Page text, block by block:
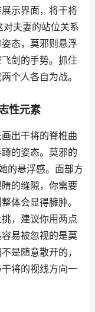
示界面，将干将
夫妻的站位关系
态，莫邪则悬浮
剑的手势。抓住
个人各自为战。
性元素
出干将的脊椎曲
的姿态。莫邪的
的悬浮感。面部方
的缝隙，你需要
体会显得臃肿。
，建议你用两点
易被忽视的是莫
是随意散开的，
将的视线方向一